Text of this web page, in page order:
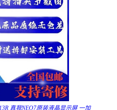
真我NEO7原装液晶显示屏 一加